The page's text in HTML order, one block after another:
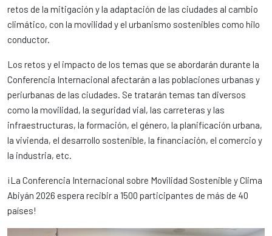
retos de la mitigación y la adaptación de las ciudades al cambio
climático, con la movilidad y el urbanismo sostenibles como hilo
conductor.
Los retos y el impacto de los temas que se abordarán durante la
Conferencia Internacional afectarán a las poblaciones urbanas y
periurbanas de las ciudades. Se tratarán temas tan diversos
como la movilidad, la seguridad vial, las carreteras y las
infraestructuras, la formación, el género, la planificación urbana,
la vivienda, el desarrollo sostenible, la financiación, el comercio y
la industria, etc.
¡La Conferencia Internacional sobre Movilidad Sostenible y Clima
Abiyán 2026 espera recibir a 1500 participantes de más de 40
países!